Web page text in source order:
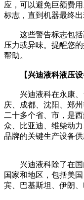
应，可以避免巨额费
标志，直到机器最终出
这些警告标志包括
压力或异味。提醒您
帮助。
【兴迪液科液压设
兴迪液科在永康、
庆、成都、沈阳、郑
二十多个省、市，是
众、比亚迪、维柴动
品牌的关键生产设备供
兴迪液科除了在国
国家和地区，包括美
宾、巴基斯坦、伊朗